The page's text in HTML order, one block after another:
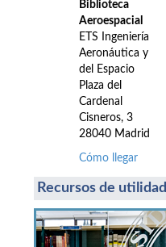
Biblioteca
Aeroespacial
ETS Ingeniería
Aeronáutica y
del Espacio
Plaza del
Cardenal
Cisneros, 3
28040 Madrid
Cómo llegar
Recursos de utilidad